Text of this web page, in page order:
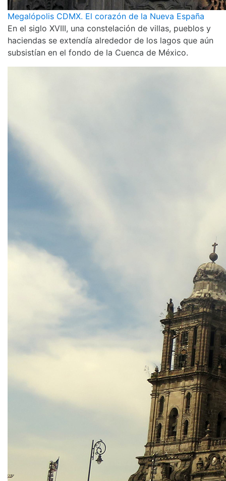
Megalópolis CDMX. El corazón de la Nueva España
En el siglo XVIII, una constelación de villas, pueblos y
haciendas se extendía alrededor de los lagos que aún
subsistían en el fondo de la Cuenca de México.